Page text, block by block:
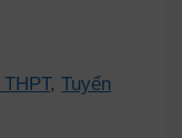
,Tuyển